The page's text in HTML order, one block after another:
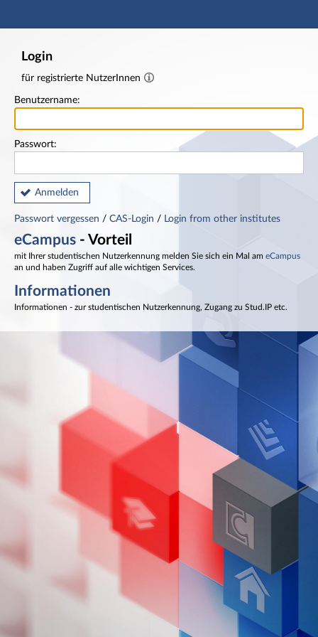
Hauptnavigation
Login
für registrierte NutzerInnen
Benutzername:
Passwort:
Anmelden
Passwort vergessen / CAS-Login / Login from other institutes
eCampus - Vorteil
mit Ihrer studentischen Nutzerkennung melden Sie sich ein Mal am eCampus
an und haben Zugriff auf alle wichtigen Services.
Informationen
Informationen - zur studentischen Nutzerkennung, Zugang zu Stud.IP etc.